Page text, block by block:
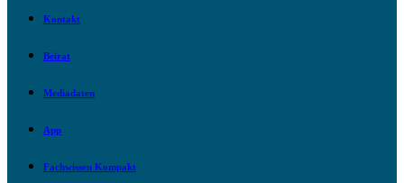
Kontakt
Beirat
Mediadaten
App
Fachwissen Kompakt